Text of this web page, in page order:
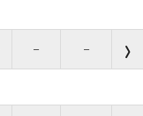
– –